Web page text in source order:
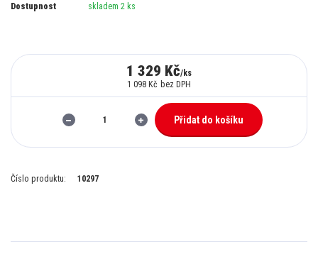
Dostupnost skladem 2 ks
1 329 Kč/ks
1 098 Kč bez DPH
Přidat do košíku
Číslo produktu: 10297